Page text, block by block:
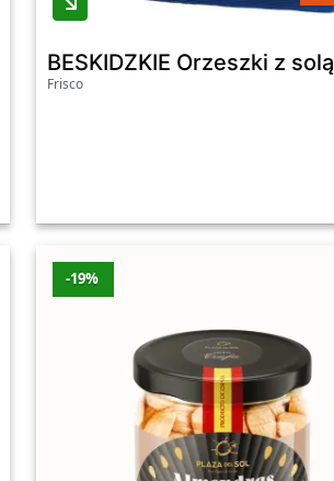
BESKIDZKIE Orzeszki z solą
Frisco
-19%